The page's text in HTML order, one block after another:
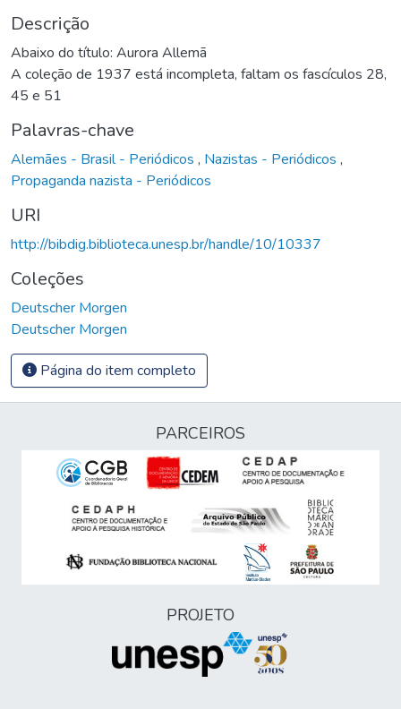
Descrição
Abaixo do título: Aurora Allemã
A coleção de 1937 está incompleta, faltam os fascículos 28,
45 e 51
Palavras-chave
Alemães - Brasil - Periódicos , Nazistas - Periódicos ,
Propaganda nazista - Periódicos
URI
http://bibdig.biblioteca.unesp.br/handle/10/10337
Coleções
Deutscher Morgen
Deutscher Morgen
Página do item completo
PARCEIROS
PROJETO